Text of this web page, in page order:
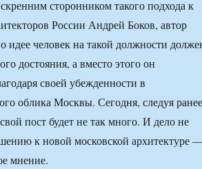
сторонником такого подхода к
России Андрей Боков, автор
идее человек на такой должности
достояния, а вместо этого он
своей убежденности в
облика Москвы. Сегодня, следуя ранее
пост будет не так много. И дело не
к новой московской архитектуре
мнение.